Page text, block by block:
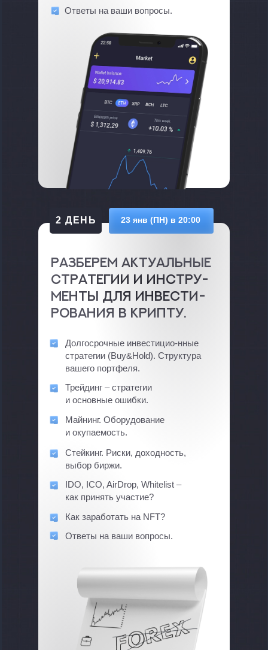
2 ДЕНЬ 23 янв (ПН) в 20:00
Ответы на ваши вопросы.
Разберем актуальные
стратегии и инстру-
менты для инвести-
рования в крипту.
Долгосрочные инвестицио-нные
стратегии (Buy&Hold). Структура
вашего портфеля.
Трейдинг – стратегии
и основные ошибки.
Майнинг. Оборудование
и окупаемость.
Стейкинг. Риски, доходность,
выбор биржи.
IDO, ICO, AirDrop, Whitelist –
как принять участие?
Как заработать на NFT?
Ответы на ваши вопросы.